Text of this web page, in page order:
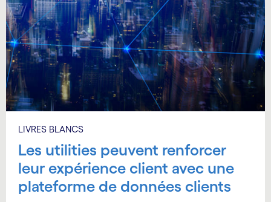
LIVRES BLANCS
Les utilities peuvent renforcer
leur expérience client avec une
plateforme de données clients